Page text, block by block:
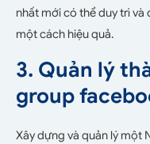
nhất mới có thể duy trì và
một cách hiệu quả.
3. Quản lý
group
Xây dựng và quản lý một